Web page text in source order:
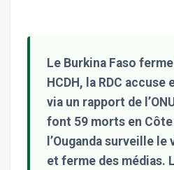
Le Burkina Faso
HCDH, la RDC accuse
via un rapport de
font 59 morts en Côte
l’Ouganda surveille
et ferme des médias.